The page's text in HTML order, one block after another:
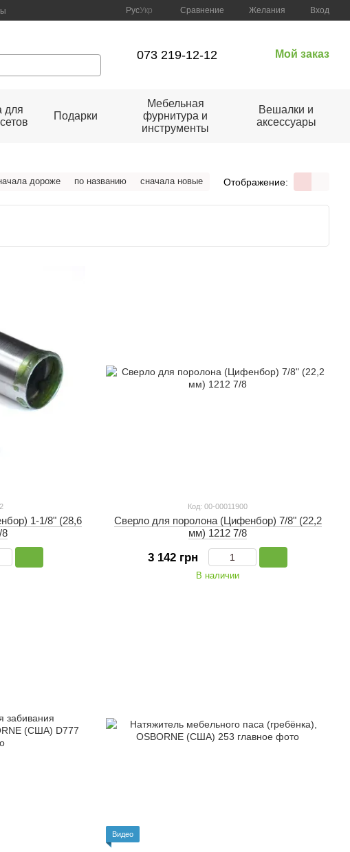
РусУкр Сравнение Желания Вход
073 219-12-12 Мой заказ
для
Подарки
Мебельная
фурнитура и
инструменты
Вешалки и
аксессуары
дороже по названию сначала новые Отображение:
1-1/8" (28,6
8
Код: 00-00011900
Сверло для поролона (Цифенбор) 7/8" (22,2
мм) 1212 7/8
3 142 грн
В наличии
Видео